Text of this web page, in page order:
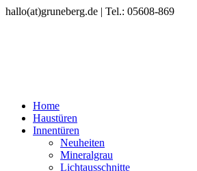
hallo(at)gruneberg.de | Tel.: 05608-869
Home
Haustüren
Innentüren
Neuheiten
Mineralgrau
Lichtausschnitte